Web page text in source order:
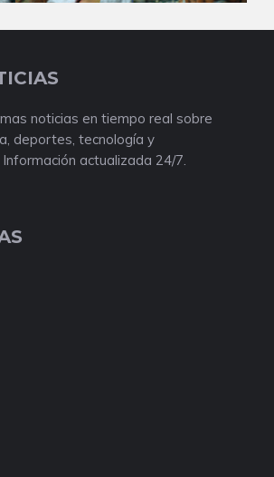
noticias en tiempo real sobre
deportes, tecnología y
actualizada 24/7.